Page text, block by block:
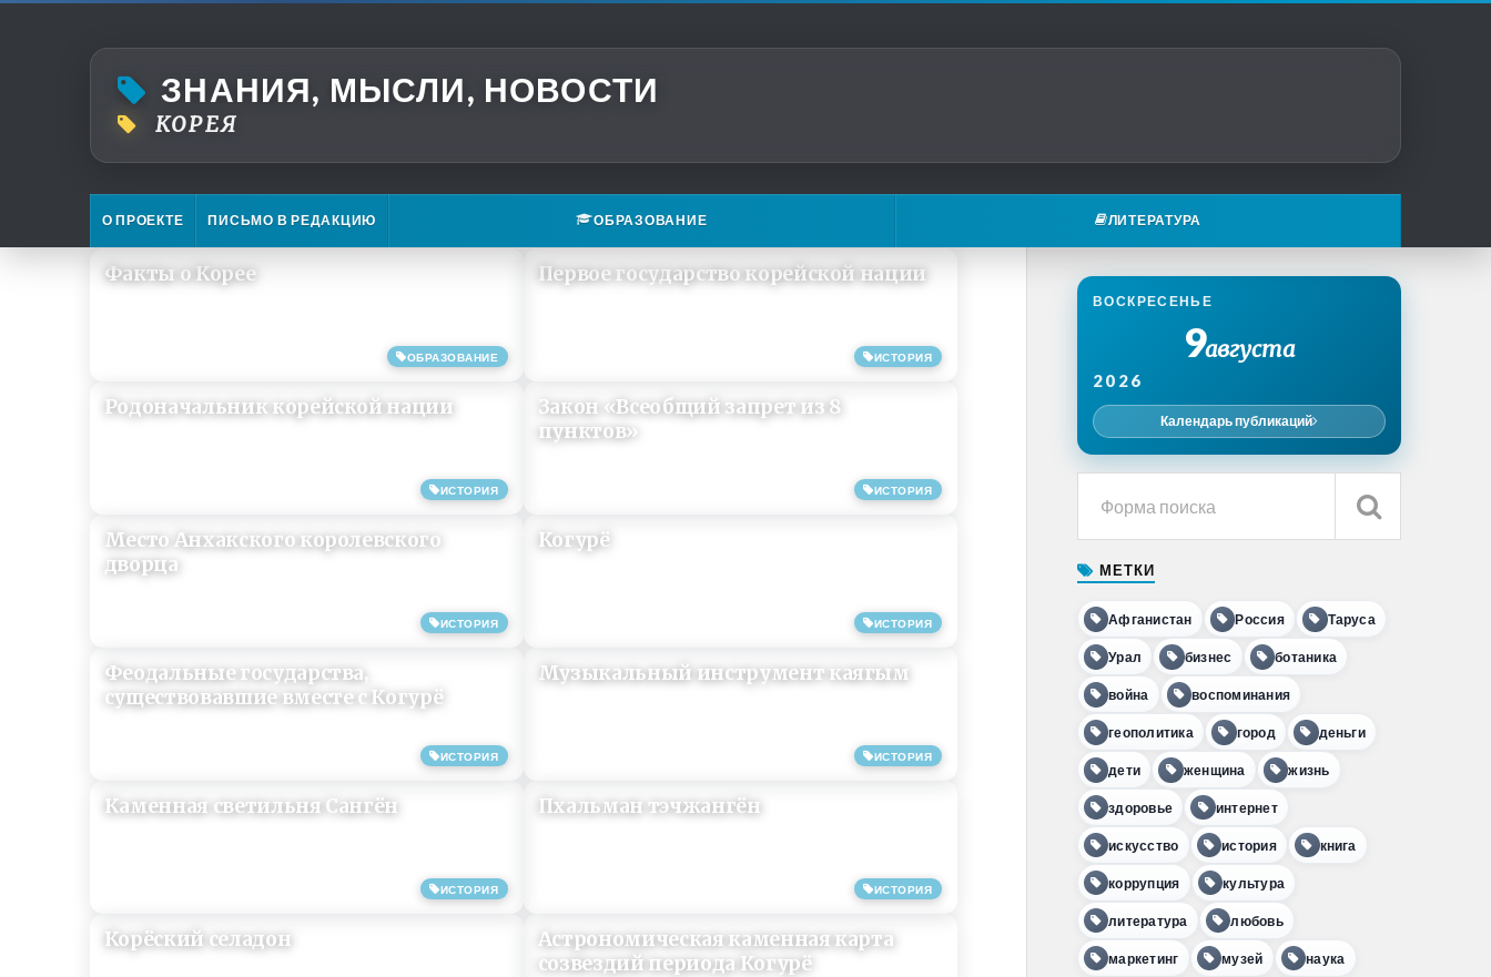
ЗНАНИЯ, МЫСЛИ, НОВОСТИ
КОРЕЯ
О ПРОЕКТЕ ПИСЬМО В РЕДАКЦИЮ ОБРАЗОВАНИЕ ЛИТЕРАТУРА
ОБРАЗОВАНИЕ
Факты о Корее
ИСТОРИЯ
Первое государство корейской нации
ИСТОРИЯ
Родоначальник корейской нации
ИСТОРИЯ
Закон «Всеобщий запрет из 8
пунктов»
ИСТОРИЯ
Место Анхакского королевского
дворца
ИСТОРИЯ
Когурё
ИСТОРИЯ
Феодальные государства,
существовавшие вместе с Когурё
ИСТОРИЯ
Музыкальный инструмент каягым
ИСТОРИЯ
Каменная светильня Сангён
ИСТОРИЯ
Пхальман тэчжангён
Корёский селадон
Астрономическая каменная карта
созвездий периода Когурё
ВОСКРЕСЕНЬЕ
9августа
2026
Календарь публикаций
МЕТКИ
Афганистан Россия Таруса
Урал бизнес ботаника
война воспоминания
геополитика город деньги
дети женщина жизнь
здоровье интернет
искусство история книга
коррупция культура
литература любовь
маркетинг музей наука